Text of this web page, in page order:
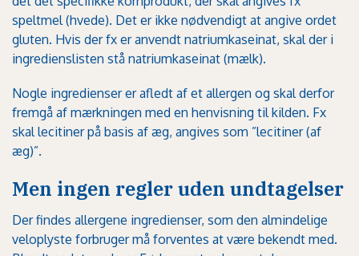
speltmel (hvede). Det er ikke nødvendigt at angive ordet
gluten. Hvis der fx er anvendt natriumkaseinat, skal der i
ingredienslisten stå natriumkaseinat (mælk).
Nogle ingredienser er afledt af et allergen og skal derfor
fremgå af mærkningen med en henvisning til kilden. Fx
skal lecitiner på basis af æg, angives som ”lecitiner (af
æg)”.
Men ingen regler uden undtagelser
Der findes allergene ingredienser, som den almindelige
veloplyste forbruger må forventes at være bekendt med.